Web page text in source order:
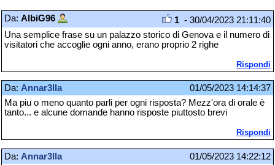
Da: AlbiG96 1 - 30/04/2023 21:11:40
Una semplice frase su un palazzo storico di Genova e il numero di
visitatori che accoglie ogni anno, erano proprio 2 righe
Rispondi
Da: Annar3lla
01/05/2023 14:14:37
Ma piu o meno quanto parli per ogni risposta? Mezz'ora di orale è
tanto... e alcune domande hanno risposte piuttosto brevi
Rispondi
Da: Annar3lla
01/05/2023 14:22:12